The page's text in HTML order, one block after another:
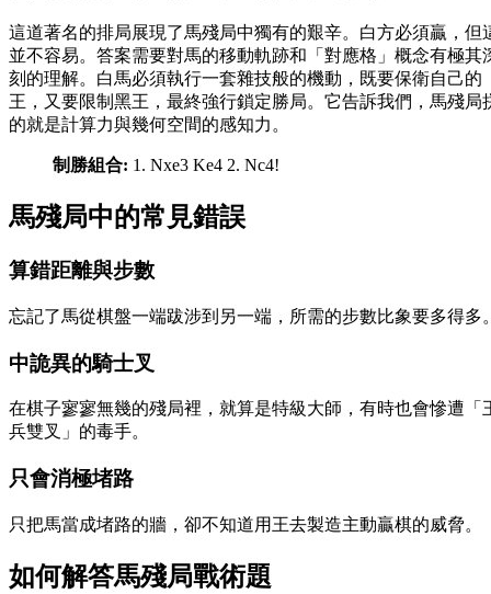
這道著名的排局展現了馬殘局中獨有的艱辛。白方必須贏，但
並不容易。答案需要對馬的移動軌跡和「對應格」概念有極其
刻的理解。白馬必須執行一套雜技般的機動，既要保衛自己的
王，又要限制黑王，最終強行鎖定勝局。它告訴我們，馬殘局
的就是計算力與幾何空間的感知力。
制勝組合: 1. Nxe3 Ke4 2. Nc4!
馬殘局中的常見錯誤
算錯距離與步數
忘記了馬從棋盤一端跋涉到另一端，所需的步數比象要多得多
中詭異的騎士叉
在棋子寥寥無幾的殘局裡，就算是特級大師，有時也會慘遭「
兵雙叉」的毒手。
只會消極堵路
只把馬當成堵路的牆，卻不知道用王去製造主動贏棋的威脅。
如何解答馬殘局戰術題